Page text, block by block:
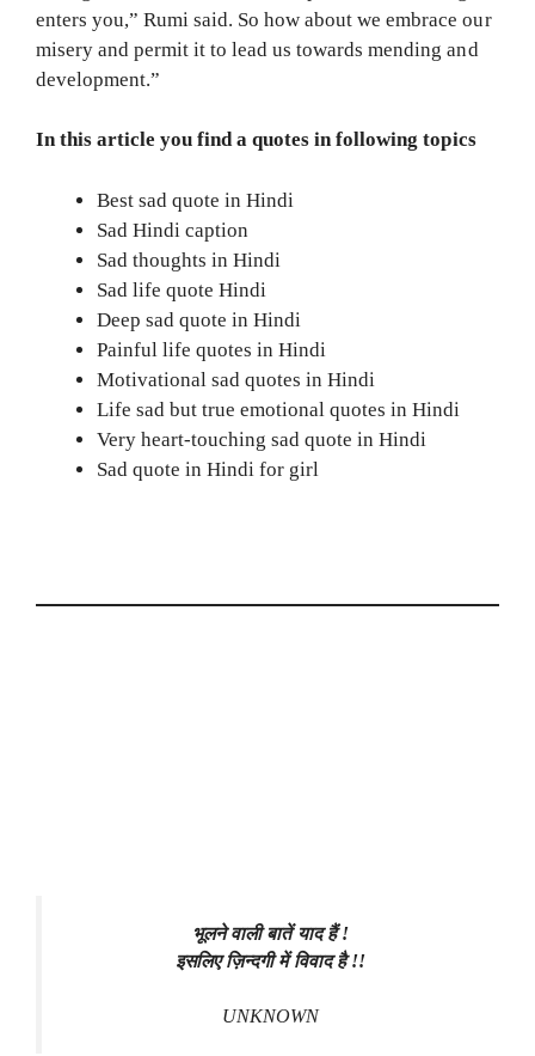
enters you,” Rumi said. So how about we embrace our
misery and permit it to lead us towards mending and
development.”
In this article you find a quotes in following topics
Best sad quote in Hindi
Sad Hindi caption
Sad thoughts in Hindi
Sad life quote Hindi
Deep sad quote in Hindi
Painful life quotes in Hindi
Motivational sad quotes in Hindi
Life sad but true emotional quotes in Hindi
Very heart-touching sad quote in Hindi
Sad quote in Hindi for girl
भूलने वाली बातें याद हैं !
इसलिए ज़िन्दगी में विवाद है !!
UNKNOWN